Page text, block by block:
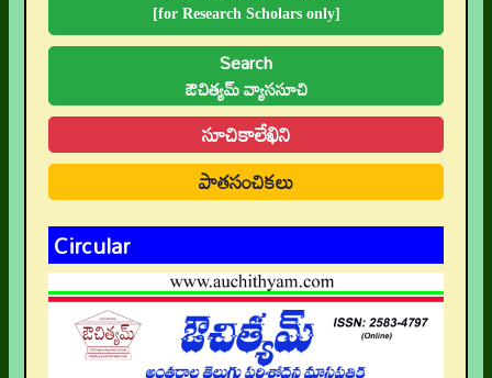
[for Research Scholars only]
Search
ఔచిత్యమ్ వ్యాససూచి
సూచికాలేఖిని
పాతసంచికలు
Circular